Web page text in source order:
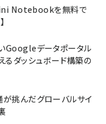
Notebookを無料で
Googleデータポータル
ダッシュボード構築の
挑んだグローバルサイ